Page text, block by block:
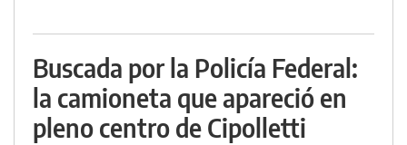
Buscada por la Policía Federal:
la camioneta que apareció en
pleno centro de Cipolletti